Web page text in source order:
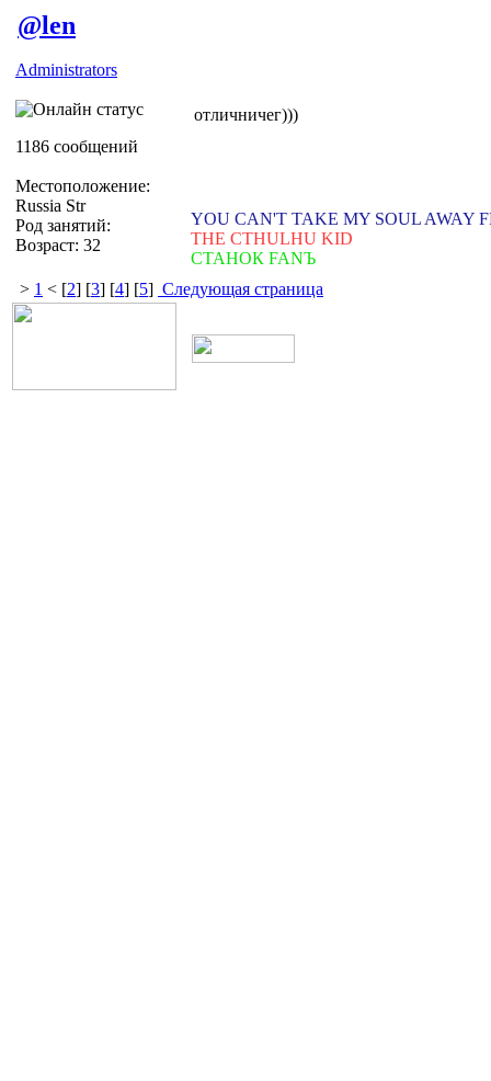
@len
Administrators
1186 сообщений
Местоположение:
Russia Str
Род занятий:
Возраст: 32
отличничег)))
YOU CAN'T TAKE MY SOUL AWAY
THE CTHULHU KID
СТАНОК FANЪ
> 1 < [2] [3] [4] [5] Следующая страница